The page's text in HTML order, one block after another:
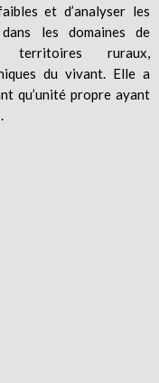
et d’analyser les
les domaines de
territoires ruraux,
du vivant. Elle a
qu’unité propre ayant